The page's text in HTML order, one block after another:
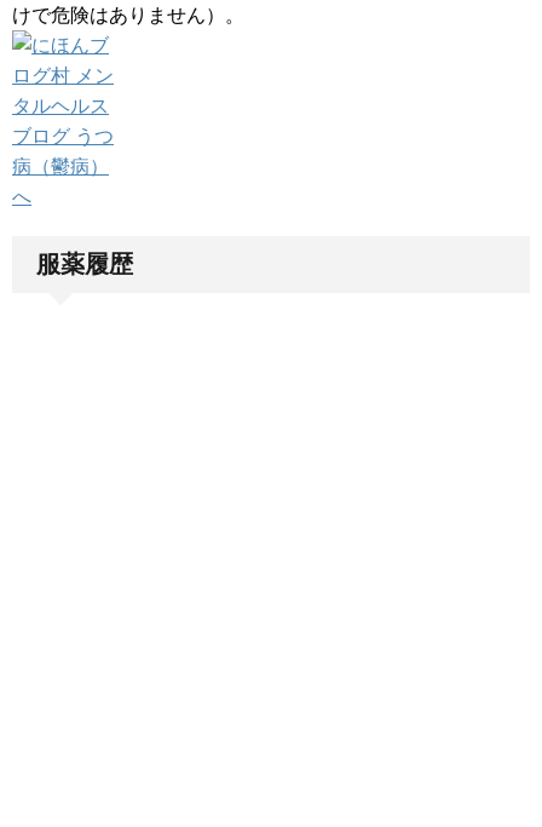
けで危険はありません）。
服薬履歴